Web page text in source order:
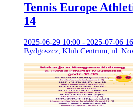
Tennis Europe
14
2025-06-29 10:00 - 2025-07-06
Bydgoszcz, Klub Centrum, ul.